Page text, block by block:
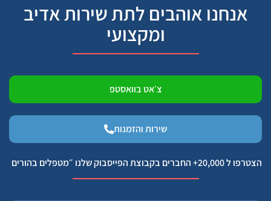
אנחנו אוהבים לתת שירות אדיב
ומקצועי
צ׳אט בוואסטפ
שירות והזמנות
הצטרפו ל 20,000+ החברים בקבוצת הפייסבוק שלנו ״מטפלים בהורים